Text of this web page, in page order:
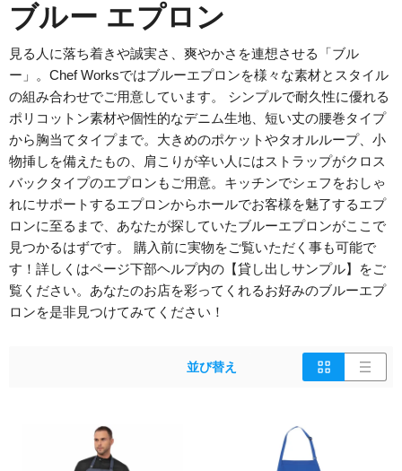
ブルー エプロン
見る人に落ち着きや誠実さ、爽やかさを連想させる「ブル
ー」。Chef Worksではブルーエプロンを様々な素材とスタイル
の組み合わせでご用意しています。 シンプルで耐久性に優れる
ポリコットン素材や個性的なデニム生地、短い丈の腰巻タイプ
から胸当てタイプまで。大きめのポケットやタオルループ、小
物挿しを備えたもの、肩こりが辛い人にはストラップがクロス
バックタイプのエプロンもご用意。キッチンでシェフをおしゃ
れにサポートするエプロンからホールでお客様を魅了するエプ
ロンに至るまで、あなたが探していたブルーエプロンがここで
見つかるはずです。 購入前に実物をご覧いただく事も可能で
す！詳しくはページ下部ヘルプ内の【貸し出しサンプル】をご
覧ください。あなたのお店を彩ってくれるお好みのブルーエプ
ロンを是非見つけてみてください！
並び替え